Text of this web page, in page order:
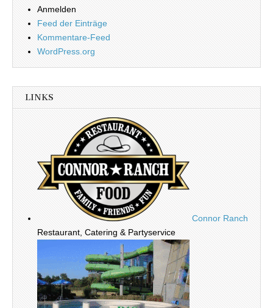
Anmelden
Feed der Einträge
Kommentare-Feed
WordPress.org
LINKS
Connor Ranch
Restaurant, Catering & Partyservice